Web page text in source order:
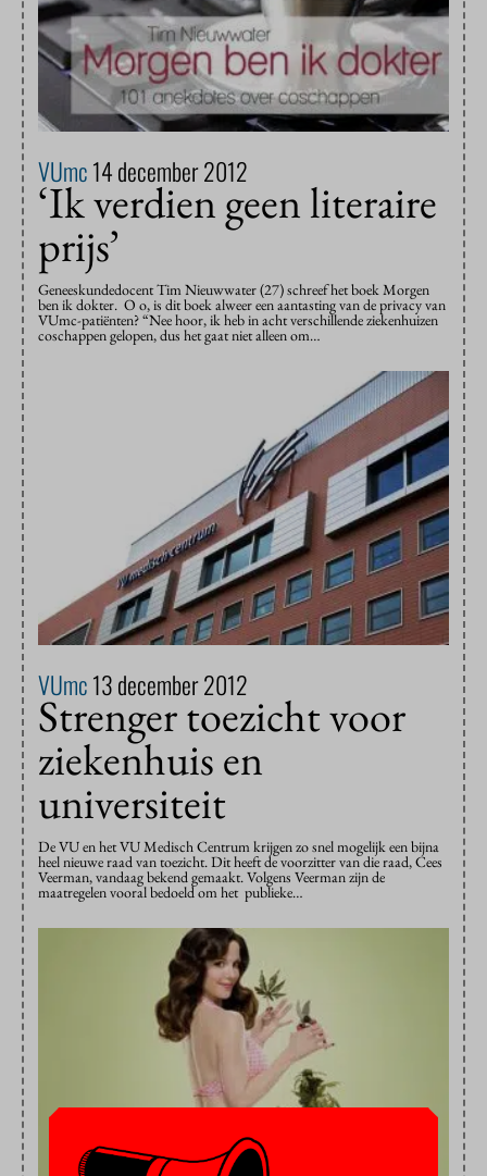
VUmc14 december 2012
‘Ik verdien geen literaire
prijs’
Geneeskundedocent Tim Nieuwwater (27) schreef het boek Morgen
ben ik dokter. O o, is dit boek alweer een aantasting van de privacy van
VUmc-patiënten? “Nee hoor, ik heb in acht verschillende ziekenhuizen
coschappen gelopen, dus het gaat niet alleen om…
VUmc13 december 2012
Strenger toezicht voor
ziekenhuis en
universiteit
De VU en het VU Medisch Centrum krijgen zo snel mogelijk een bijna
heel nieuwe raad van toezicht. Dit heeft de voorzitter van die raad, Cees
Veerman, vandaag bekend gemaakt. Volgens Veerman zijn de
maatregelen vooral bedoeld om het publieke…